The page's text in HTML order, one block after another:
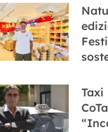
Taxi